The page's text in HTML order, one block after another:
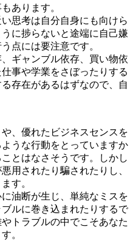
あります。
思考は自分自身にも向けら
に捗らないと途端に自己嫌
点には要注意です。
ギャンブル依存、買い物依
事や学業をさぼったりする
存在があるはずなので、自
、優れたビジネスセンスを
うな行動をとっていますか
とはなさそうです。しかし
用されたり騙されたりし、
す。
油断が生じ、単純なミスを
ルに巻き込まれたりするで
トラブルの中でこそあなた
。